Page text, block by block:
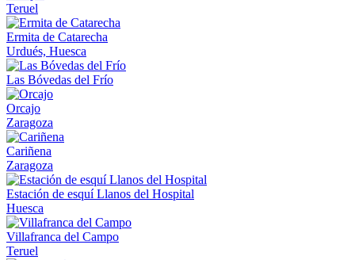
Teruel
Ermita de Catarecha
Urdués, Huesca
Las Bóvedas del Frío
Orcajo
Zaragoza
Cariñena
Zaragoza
Estación de esquí Llanos del Hospital
Huesca
Villafranca del Campo
Teruel